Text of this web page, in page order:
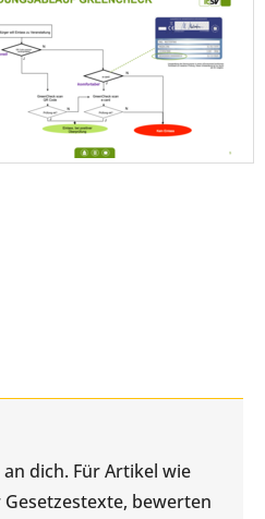
dich. Für Artikel wie
bewerten